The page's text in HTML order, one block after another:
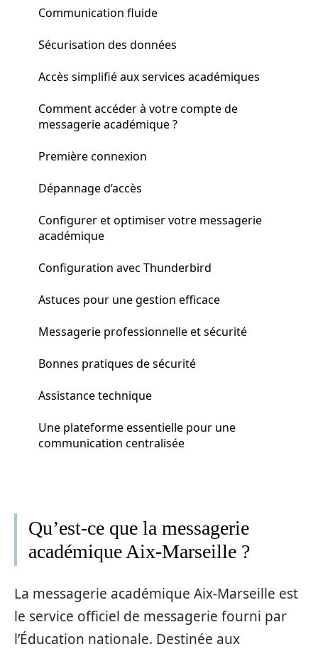
Communication fluide
Sécurisation des données
Accès simplifié aux services académiques
Comment accéder à votre compte de
messagerie académique ?
Première connexion
Dépannage d’accès
Configurer et optimiser votre messagerie
académique
Configuration avec Thunderbird
Astuces pour une gestion efficace
Messagerie professionnelle et sécurité
Bonnes pratiques de sécurité
Assistance technique
Une plateforme essentielle pour une
communication centralisée
Qu’est-ce que la messagerie
académique Aix-Marseille ?
La messagerie académique Aix-Marseille est
le service officiel de messagerie fourni par
l’Éducation nationale. Destinée aux